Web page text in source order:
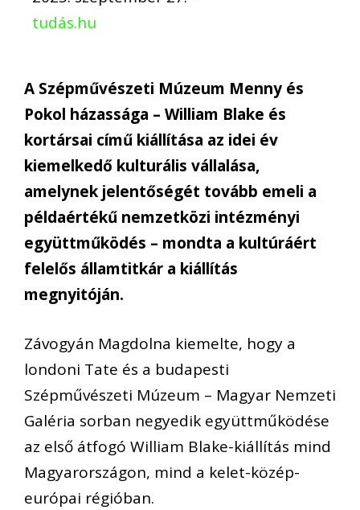
tudás.hu
A Szépművészeti Múzeum Menny és
Pokol házassága – William Blake és
kortársai című kiállítása az idei év
kiemelkedő kulturális vállalása,
amelynek jelentőségét tovább emeli a
példaértékű nemzetközi intézményi
együttműködés – mondta a kultúráért
felelős államtitkár a kiállítás
megnyitóján.
Závogyán Magdolna kiemelte, hogy a
londoni Tate és a budapesti
Szépművészeti Múzeum – Magyar Nemzeti
Galéria sorban negyedik együttműködése
az első átfogó William Blake-kiállítás mind
Magyarországon, mind a kelet-közép-
európai régióban.